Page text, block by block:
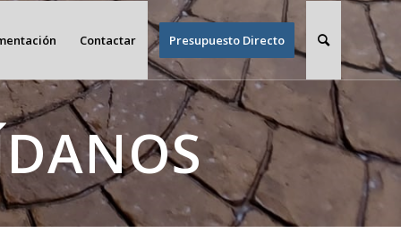
Contactar Presupuesto Directo